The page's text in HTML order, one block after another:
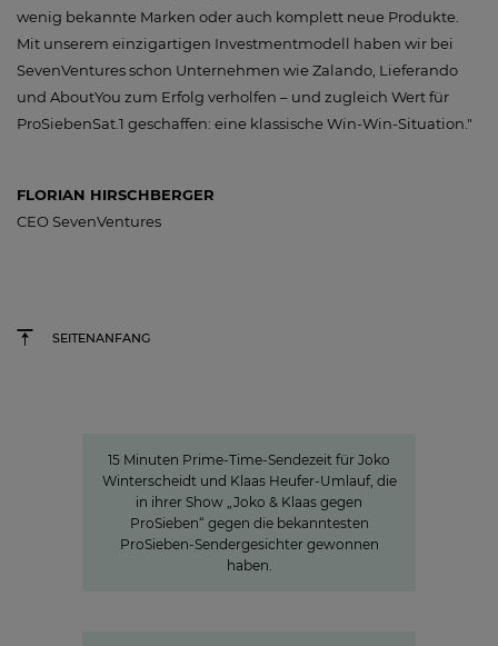
wenig bekannte Marken oder auch komplett neue Produkte.
Mit unserem einzigartigen Investmentmodell haben wir bei
SevenVentures schon Unternehmen wie Zalando, Lieferando
und AboutYou zum Erfolg verholfen – und zugleich Wert für
ProSiebenSat.1 geschaffen: eine klassische Win-Win-Situation."
FLORIAN HIRSCHBERGER
CEO SevenVentures
SEITENANFANG
15 Minuten Prime-Time-Sendezeit für Joko
Winterscheidt und Klaas Heufer-Umlauf, die
in ihrer Show „Joko & Klaas gegen
ProSieben“ gegen die bekanntesten
ProSieben-Sendergesichter gewonnen
haben.